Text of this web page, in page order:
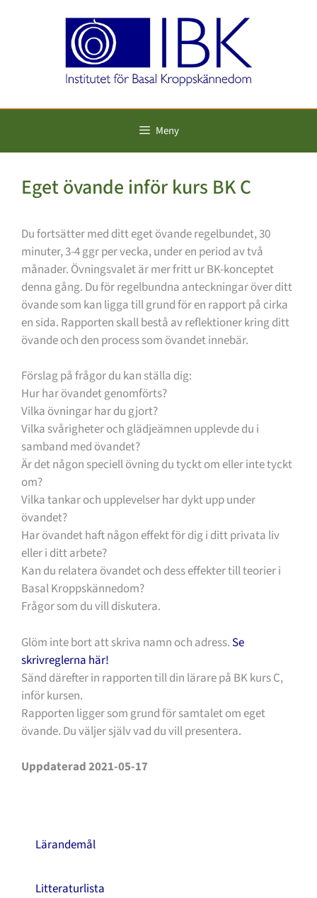
Meny
Eget övande inför kurs BK C
Du fortsätter med ditt eget övande regelbundet, 30
minuter, 3-4 ggr per vecka, under en period av två
månader. Övningsvalet är mer fritt ur BK-konceptet
denna gång. Du för regelbundna anteckningar över ditt
övande som kan ligga till grund för en rapport på cirka
en sida. Rapporten skall bestå av reflektioner kring ditt
övande och den process som övandet innebär.
Förslag på frågor du kan ställa dig:
Hur har övandet genomförts?
Vilka övningar har du gjort?
Vilka svårigheter och glädjeämnen upplevde du i
samband med övandet?
Är det någon speciell övning du tyckt om eller inte tyckt
om?
Vilka tankar och upplevelser har dykt upp under
övandet?
Har övandet haft någon effekt för dig i ditt privata liv
eller i ditt arbete?
Kan du relatera övandet och dess effekter till teorier i
Basal Kroppskännedom?
Frågor som du vill diskutera.
Glöm inte bort att skriva namn och adress. Se
skrivreglerna här!
Sänd därefter in rapporten till din lärare på BK kurs C,
inför kursen.
Rapporten ligger som grund för samtalet om eget
övande. Du väljer själv vad du vill presentera.
Uppdaterad 2021-05-17
Lärandemål
Litteraturlista